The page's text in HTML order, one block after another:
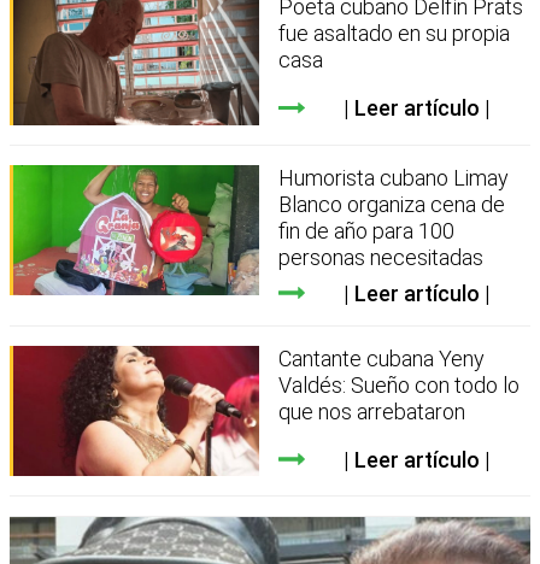
Poeta cubano Delfín Prats
fue asaltado en su propia
casa
Leer artículo
Humorista cubano Limay
Blanco organiza cena de
fin de año para 100
personas necesitadas
Leer artículo
Cantante cubana Yeny
Valdés: Sueño con todo lo
que nos arrebataron
Leer artículo